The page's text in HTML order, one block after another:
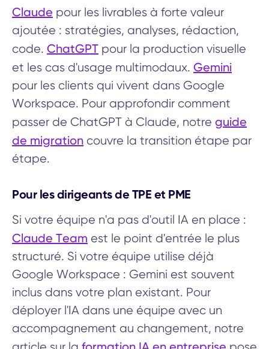
Claude pour les livrables à forte valeur
ajoutée : stratégies, analyses, rédaction,
code. ChatGPT pour la production visuelle
et les cas d'usage multimodaux. Gemini
pour les clients qui vivent dans Google
Workspace. Pour approfondir comment
passer de ChatGPT à Claude, notre guide
de migration couvre la transition étape par
étape.
Pour les dirigeants de TPE et PME
Si votre équipe n'a pas d'outil IA en place :
Claude Team est le point d'entrée le plus
structuré. Si votre équipe utilise déjà
Google Workspace : Gemini est souvent
inclus dans votre plan existant. Pour
déployer l'IA dans une équipe avec un
accompagnement au changement, notre